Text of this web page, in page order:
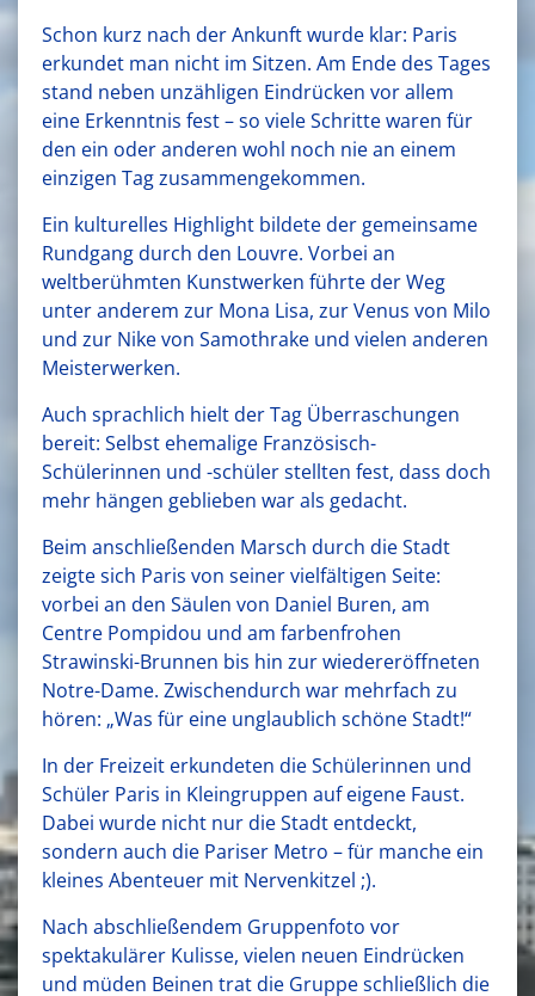
Schon kurz nach der Ankunft wurde klar: Paris
erkundet man nicht im Sitzen. Am Ende des Tages
stand neben unzähligen Eindrücken vor allem
eine Erkenntnis fest – so viele Schritte waren für
den ein oder anderen wohl noch nie an einem
einzigen Tag zusammengekommen.
Ein kulturelles Highlight bildete der gemeinsame
Rundgang durch den Louvre. Vorbei an
weltberühmten Kunstwerken führte der Weg
unter anderem zur Mona Lisa, zur Venus von Milo
und zur Nike von Samothrake und vielen anderen
Meisterwerken.
Auch sprachlich hielt der Tag Überraschungen
bereit: Selbst ehemalige Französisch-
Schülerinnen und -schüler stellten fest, dass doch
mehr hängen geblieben war als gedacht.
Beim anschließenden Marsch durch die Stadt
zeigte sich Paris von seiner vielfältigen Seite:
vorbei an den Säulen von Daniel Buren, am
Centre Pompidou und am farbenfrohen
Strawinski-Brunnen bis hin zur wiedereröffneten
Notre-Dame. Zwischendurch war mehrfach zu
hören: „Was für eine unglaublich schöne Stadt!“
In der Freizeit erkundeten die Schülerinnen und
Schüler Paris in Kleingruppen auf eigene Faust.
Dabei wurde nicht nur die Stadt entdeckt,
sondern auch die Pariser Metro – für manche ein
kleines Abenteuer mit Nervenkitzel ;).
Nach abschließendem Gruppenfoto vor
spektakulärer Kulisse, vielen neuen Eindrücken
und müden Beinen trat die Gruppe schließlich die